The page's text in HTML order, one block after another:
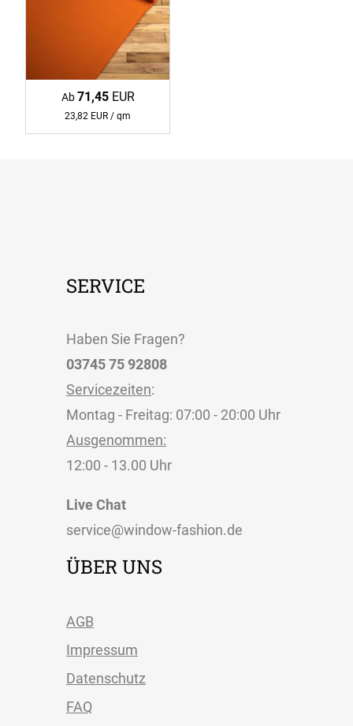
Ab71,45EUR
23,82 EUR / qm
SERVICE
Haben Sie Fragen?
03745 75 92808
Servicezeiten:
Montag - Freitag: 07:00 - 20:00 Uhr
Ausgenommen:
12:00 - 13.00 Uhr
Live Chat
service@window-fashion.de
ÜBER UNS
AGB
Impressum
Datenschutz
FAQ